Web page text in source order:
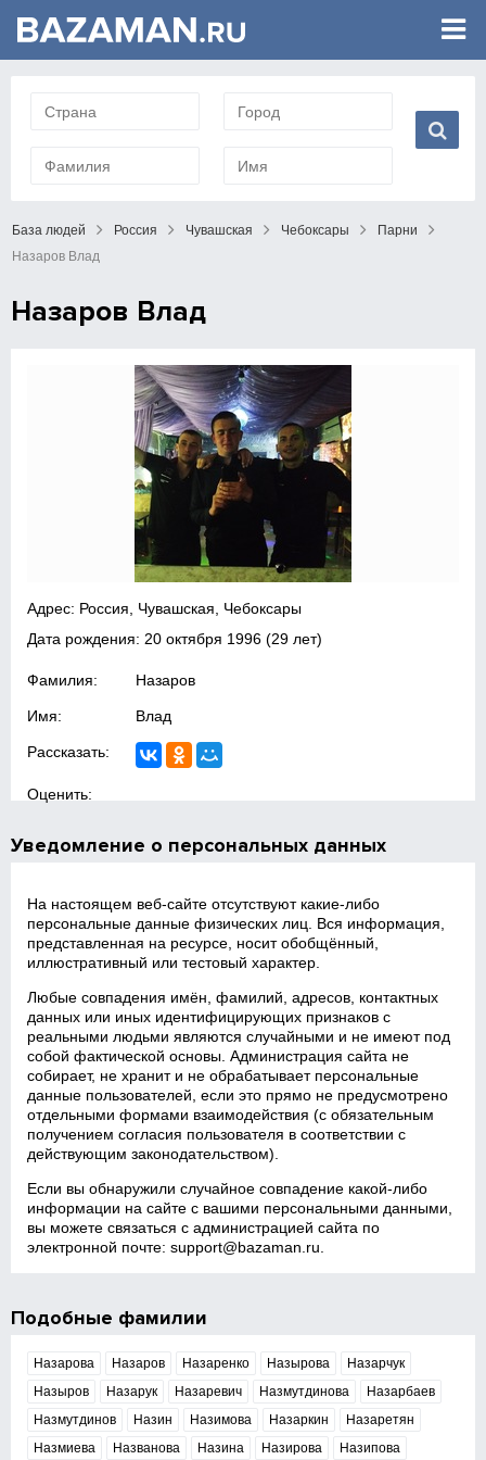
База людей Россия Чувашская Чебоксары
Парни
Назаров Влад
Назаров Влад
Адрес: Россия, Чувашская, Чебоксары
Дата рождения: 20 октября 1996 (29 лет)
Фамилия: Назаров
Имя: Влад
Рассказать:
Оценить:
Уведомление о персональных данных
На настоящем веб‑сайте отсутствуют какие‑либо
персональные данные физических лиц. Вся информация,
представленная на ресурсе, носит обобщённый,
иллюстративный или тестовый характер.
Любые совпадения имён, фамилий, адресов, контактных
данных или иных идентифицирующих признаков с
реальными людьми являются случайными и не имеют под
собой фактической основы. Администрация сайта не
собирает, не хранит и не обрабатывает персональные
данные пользователей, если это прямо не предусмотрено
отдельными формами взаимодействия (с обязательным
получением согласия пользователя в соответствии с
действующим законодательством).
Если вы обнаружили случайное совпадение какой‑либо
информации на сайте с вашими персональными данными,
вы можете связаться с администрацией сайта по
электронной почте:support@bazaman.ru
Подобные фамилии
Назарова Назаров Назаренко Назырова
Назарчук
Назыров
Назарук Назаревич Назмутдинова
Назарбаев
Назмутдинов
Назин Назимова Назаркин
Назаретян
Назмиева
Названова Назина Назирова Назипова